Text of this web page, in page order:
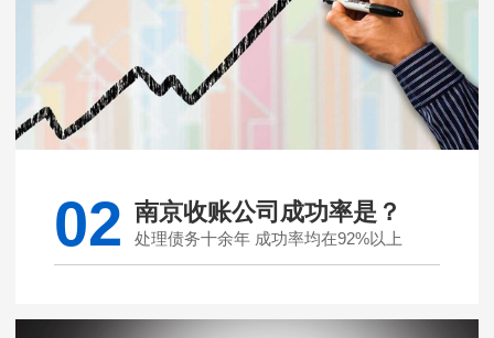
02 南京收账公司成功率是？
处理债务十余年 成功率均在92%以上